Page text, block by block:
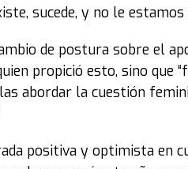
sucede, y no le
de postura sobre el
propició esto, sino que
abordar la cuestión
positiva y optimista en